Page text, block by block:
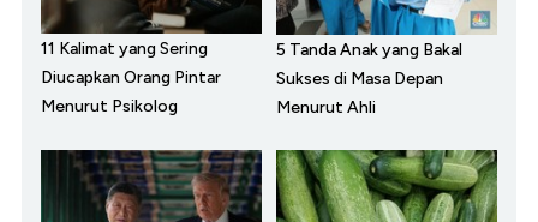
11 Kalimat yang Sering
Diucapkan Orang Pintar
Menurut Psikolog
5 Tanda Anak yang Bakal
Sukses di Masa Depan
Menurut Ahli